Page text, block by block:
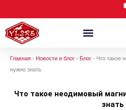
содержимому
Главная - Новости и блог - Блог - Что такое
нужно знать
Что такое неодимовый
знать